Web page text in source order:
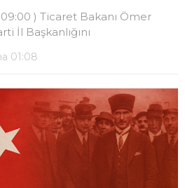
) Ticaret Bakanı Ömer
İl Başkanlığını
01:08